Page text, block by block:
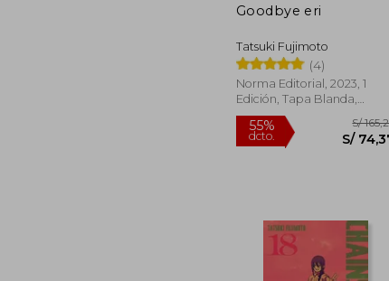
55%
dcto.
Goodbye eri
Tatsuki Fujimoto
(4)
Norma Editorial, 2023, 1
Edición, Tapa Blanda,
Nuevo